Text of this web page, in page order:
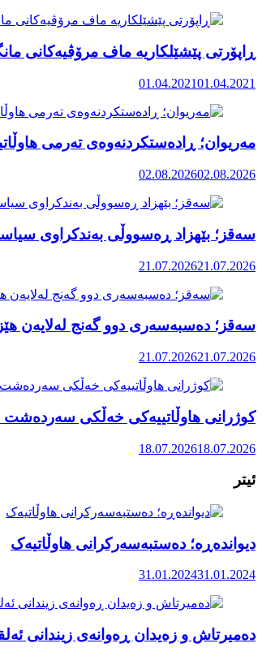
ڕاپۆرتی پێشێلکاریە ماف مرۆڤیەکانی مانگی مارسی ٢٠٢١
01.04.202101.04.2021
مەریوان؛ ڕادەستکردنەوەی تەرمی
02.08.202602.08.2026
سەقز؛ بێهزاد ڕەسووڵی بەندکراوی
21.07.202621.07.2026
سەقز؛ دەسبەسەری دوو گەنج لەلایەن
21.07.202621.07.2026
کوژرانی هاوڵاتییەکی خەڵکی سەردەشت
18.07.202618.07.2026
ئیتر
دیواندەڕە؛ دەستبەسەرکرانی هاوڵاتیەک
31.01.202431.01.2024
دەمیرتاش و زەیدان ڕەوانەی زیندانی